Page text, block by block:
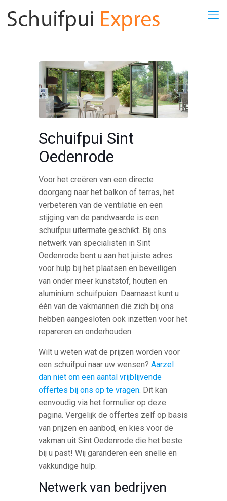
Schuifpui Sint
Oedenrode
Voor het creëren van een directe
doorgang naar het balkon of terras, het
verbeteren van de ventilatie en een
stijging van de pandwaarde is een
schuifpui uitermate geschikt. Bij ons
netwerk van specialisten in Sint
Oedenrode bent u aan het juiste adres
voor hulp bij het plaatsen en beveiligen
van onder meer kunststof, houten en
aluminium schuifpuien. Daarnaast kunt u
één van de vakmannen die zich bij ons
hebben aangesloten ook inzetten voor het
repareren en onderhouden.
Wilt u weten wat de prijzen worden voor
een schuifpui naar uw wensen?Aarzel
dan niet om een aantal vrijblijvende
offertes bij ons op te vragen. Dit kan
eenvoudig via het formulier op deze
pagina. Vergelijk de offertes zelf op basis
van prijzen en aanbod, en kies voor de
vakman uit Sint Oedenrode die het beste
bij u past! Wij garanderen een snelle en
vakkundige hulp.
Netwerk van bedrijven